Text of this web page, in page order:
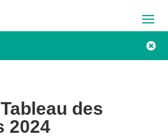

des
2024